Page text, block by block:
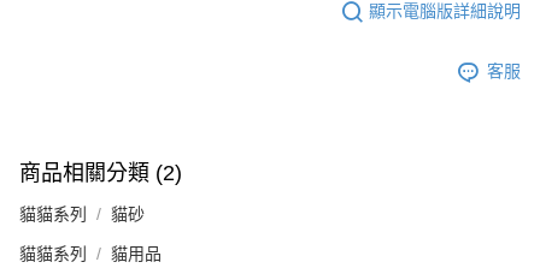
顯示電腦版詳細說明
客服
商品相關分類 (2)
貓貓系列 貓砂
貓貓系列 貓用品